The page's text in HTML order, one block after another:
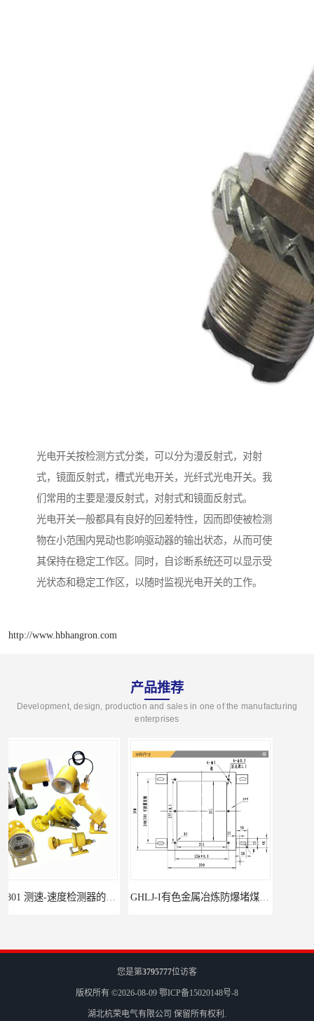
光电开关按检测方式分类，可以分为漫反射式，对射
式，镜面反射式，槽式光电开关，光纤式光电开关。我
们常用的主要是漫反射式，对射式和镜面反射式。
光电开关一般都具有良好的回差特性，因而即使被检测
物在小范围内晃动也影响驱动器的输出状态，从而可使
其保持在稳定工作区。同时，自诊断系统还可以显示受
光状态和稳定工作区，以随时监视光电开关的工作。
http://www.hbhangron.com
产品推荐
Development, design, production and sales in one of the manufacturing
enterprises
GHLJ-I‌有色金属冶炼防爆堵煤开关的应用 如何选择适合的防爆撕裂开关
您是第3795777位访客
版权所有 ©2026-08-09 鄂ICP备15020148号-8
湖北杭荣电气有限公司 保留所有权利.